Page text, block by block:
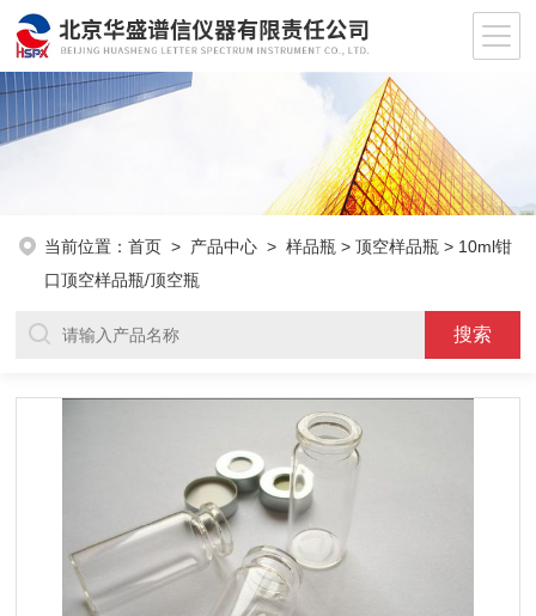
当前位置：首页 > 产品中心 >样品瓶 >顶空样品瓶 > 10ml钳
口顶空样品瓶/顶空瓶